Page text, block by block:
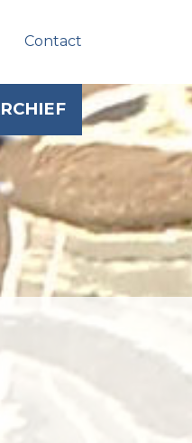
Contact